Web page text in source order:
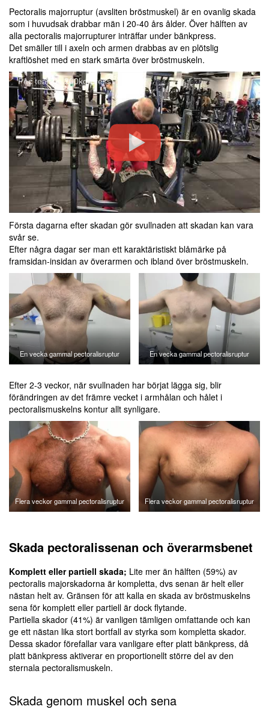
Pectoralis majorruptur (avsliten bröstmuskel) är en ovanlig skada
som i huvudsak drabbar män i 20-40 års ålder. Över hälften av
alla pectoralis majorrupturer inträffar under bänkpress.
Det smäller till i axeln och armen drabbas av en plötslig
kraftlöshet med en stark smärta över bröstmuskeln.
Pec tear on 200kg press
Första dagarna efter skadan gör svullnaden att skadan kan vara
svår se.
Efter några dagar ser man ett karaktäristiskt blåmärke på
framsidan-insidan av överarmen och ibland över bröstmuskeln.
En vecka gammal pectoralisruptur En vecka gammal pectoralisruptur
Efter 2-3 veckor, när svullnaden har börjat lägga sig, blir
förändringen av det främre vecket i armhålan och hålet i
pectoralismuskelns kontur allt synligare.
Flera veckor gammal pectoralisruptur Flera veckor gammal pectoralisruptur
Skada pectoralissenan och överarmsbenet
Komplett eller partiell skada; Lite mer än hälften (59%) av
pectoralis majorskadorna är kompletta, dvs senan är helt eller
nästan helt av. Gränsen för att kalla en skada av bröstmuskelns
sena för komplett eller partiell är dock flytande.
Partiella skador (41%) är vanligen tämligen omfattande och kan
ge ett nästan lika stort bortfall av styrka som kompletta skador.
Dessa skador förefallar vara vanligare efter platt bänkpress, då
platt bänkpress aktiverar en proportionellt större del av den
sternala pectoralismuskeln.
Skada genom muskel och sena